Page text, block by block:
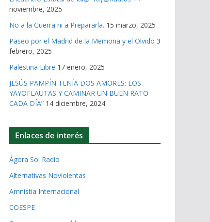
noviembre, 2025
No a la Guerra ni a Prepararla. 15 marzo, 2025
Paseo por el Madrid de la Memoria y el Olvido 3
febrero, 2025
Palestina Libre 17 enero, 2025
JESÚS PAMPÍN TENÍA DOS AMORES: LOS
YAYOFLAUTAS Y CAMINAR UN BUEN RATO
CADA DÍA” 14 diciembre, 2024
Enlaces de interés
Ágora Sol Radio
Alternativas Noviolentas
Amnistía Internacional
COESPE